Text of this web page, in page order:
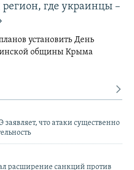
где украинцы –
установить День
общины Крыма
что атаки существенно
расширение санкций против